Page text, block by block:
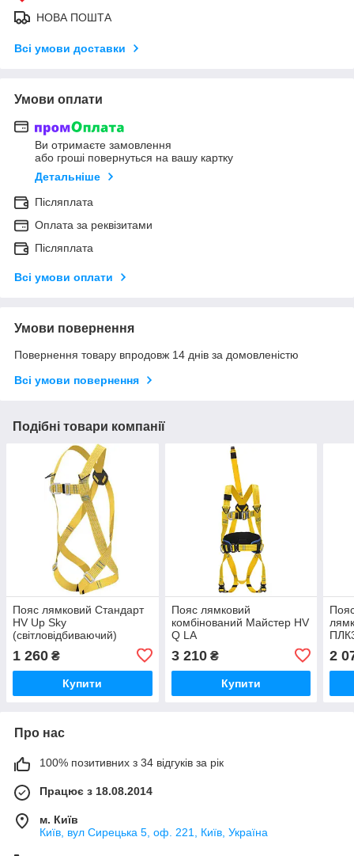
НОВА ПОШТА
Всі умови доставки
Умови оплати
Ви отримаєте замовлення
або гроші повернуться на вашу картку
Детальніше
Післяплата
Оплата за реквізитами
Післяплата
Всі умови оплати
Умови повернення
Повернення товару впродовж 14 днів за домовленістю
Всі умови повернення
Подібні товари компанії
Пояс лямковий Стандарт
HV Up Sky
(світловідбиваючий)
1 260 ₴
Купити
Пояс лямковий
комбінований Майстер HV
Q LA
3 210₴
Купити
2
Про нас
100% позитивних з 34 відгуків за рік
Працює з 18.08.2014
м. Київ
Київ, вул Сирецька 5, оф. 221, Київ, Україна